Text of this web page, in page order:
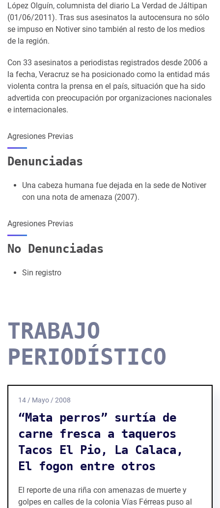
López Olguín, columnista del diario La Verdad de Jáltipan
(01/06/2011). Tras sus asesinatos la autocensura no sólo
se impuso en Notiver sino también al resto de los medios
de la región.
Con 33 asesinatos a periodistas registrados desde 2006 a
la fecha, Veracruz se ha posicionado como la entidad más
violenta contra la prensa en el país, situación que ha sido
advertida con preocupación por organizaciones nacionales
e internacionales.
Agresiones Previas
Denunciadas
Una cabeza humana fue dejada en la sede de Notiver
con una nota de amenaza (2007).
Agresiones Previas
No Denunciadas
Sin registro
TRABAJO
PERIODÍSTICO
14 / Mayo / 2008
“Mata perros” surtía de
carne fresca a taqueros
Tacos El Pio, La Calaca,
El fogon entre otros
El reporte de una riña con amenazas de muerte y
golpes en calles de la colonia Vías Férreas puso al